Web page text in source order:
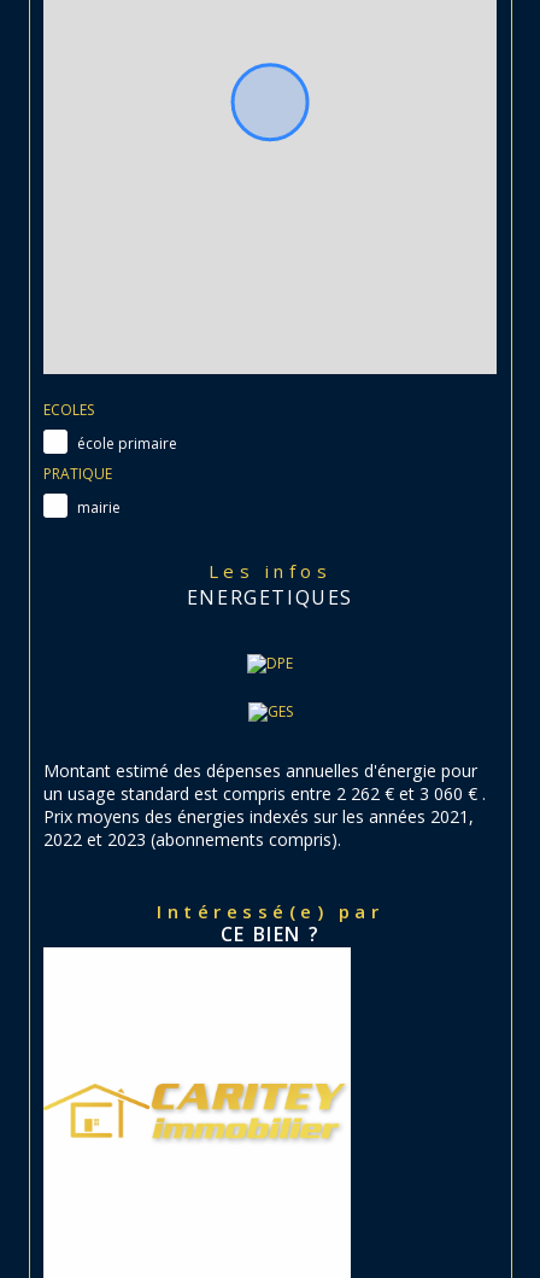
ECOLES
école primaire
PRATIQUE
mairie
Les infos
ENERGETIQUES
Montant estimé des dépenses annuelles d'énergie pour
un usage standard est compris entre 2 262 € et 3 060 € .
Prix moyens des énergies indexés sur les années 2021,
2022 et 2023 (abonnements compris).
Intéressé(e) par
CE BIEN ?